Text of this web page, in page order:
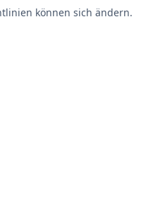
können sich ändern.